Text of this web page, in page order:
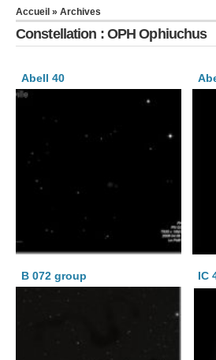
Accueil » Archives
Constellation : OPH Ophiuchus
Abell 40
B 072 group IC